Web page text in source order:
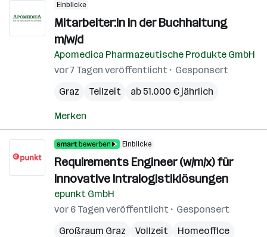
Einblicke
Mitarbeiter:In in der Buchhaltung
m/w/d
Apomedica Pharmazeutische Produkte GmbH
vor 7 Tagen veröffentlicht
Gesponsert
Graz
Teilzeit ab 51.000 € jährlich
Merken
Einblicke
Requirements Engineer (w/m/x) für
innovative Intralogistiklösungen
epunkt GmbH
vor 6 Tagen veröffentlicht
Gesponsert
Großraum Graz
Vollzeit
Homeoffice